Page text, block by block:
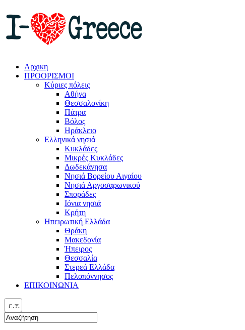
Αρχικη
ΠΡΟΟΡΙΣΜΟΙ
Κύριες πόλεις
Αθήνα
Θεσσαλονίκη
Πάτρα
Βόλος
Ηράκλειο
Ελληνικά νησιά
Κυκλάδες
Μικρές Κυκλάδες
Δωδεκάνησα
Νησιά Βορείου Αιγαίου
Νησιά Αργοσαρωνικού
Σποράδες
Ιόνια νησιά
Κρήτη
Ηπειρωτική Ελλάδα
Θράκη
Μακεδονία
Ήπειρος
Θεσσαλία
Στερεά Ελλάδα
Πελοπόννησος
ΕΠΙΚΟΙΝΩΝΙΑ
ελ